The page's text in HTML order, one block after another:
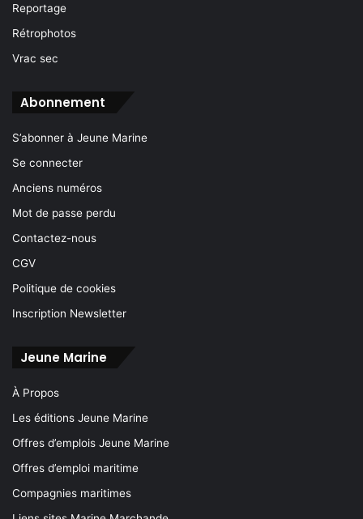
Reportage
Rétrophotos
Vrac sec
Abonnement
S’abonner à Jeune Marine
Se connecter
Anciens numéros
Mot de passe perdu
Contactez-nous
CGV
Politique de cookies
Inscription Newsletter
Jeune Marine
À Propos
Les éditions Jeune Marine
Offres d’emplois Jeune Marine
Offres d’emploi maritime
Compagnies maritimes